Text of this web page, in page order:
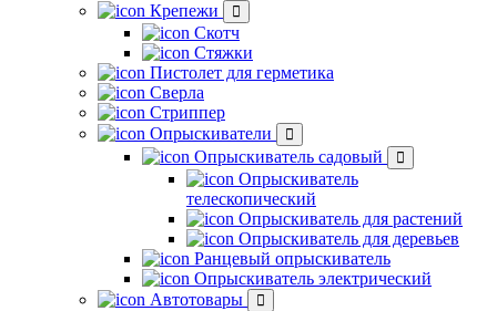
Крепежи
Скотч
Стяжки
Пистолет для герметика
Сверла
Стриппер
Опрыскиватели
Опрыскиватель садовый
Опрыскиватель
телескопический
Опрыскиватель для растений
Опрыскиватель для деревьев
Ранцевый опрыскиватель
Опрыскиватель электрический
Автотовары